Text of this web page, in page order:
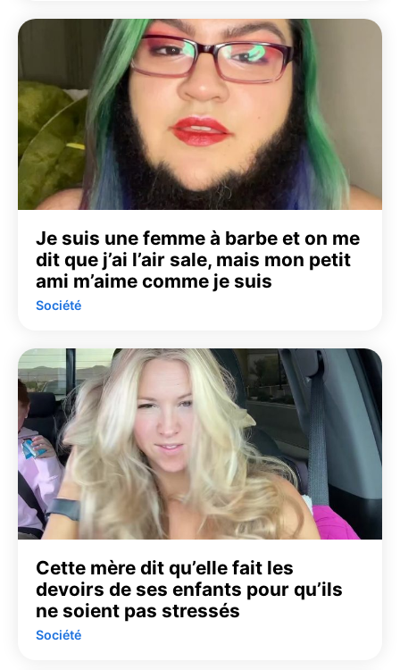
Je suis une femme à barbe et on me
dit que j’ai l’air sale, mais mon petit
ami m’aime comme je suis
Société
Cette mère dit qu’elle fait les
devoirs de ses enfants pour qu’ils
ne soient pas stressés
Société